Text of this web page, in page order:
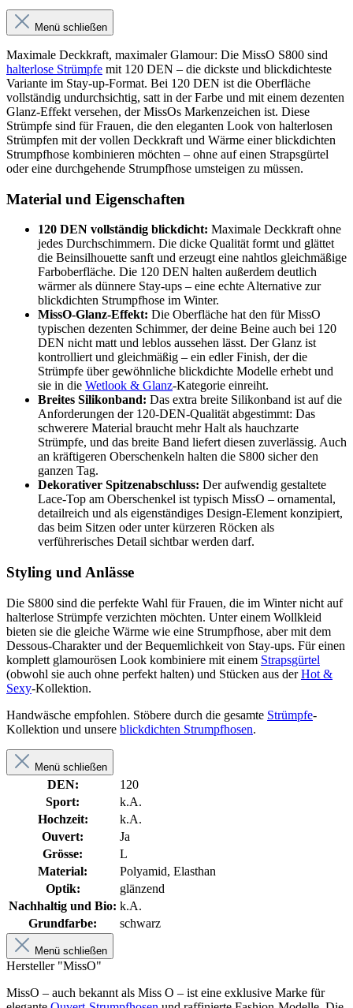
Menü schließen
Maximale Deckkraft, maximaler Glamour: Die MissO S800 sind
halterlose Strümpfe mit 120 DEN – die dickste und blickdichteste
Variante im Stay-up-Format. Bei 120 DEN ist die Oberfläche
vollständig undurchsichtig, satt in der Farbe und mit einem dezenten
Glanz-Effekt versehen, der MissOs Markenzeichen ist. Diese
Strümpfe sind für Frauen, die den eleganten Look von halterlosen
Strümpfen mit der vollen Deckkraft und Wärme einer blickdichten
Strumpfhose kombinieren möchten – ohne auf einen Strapsgürtel
oder eine durchgehende Strumpfhose umsteigen zu müssen.
Material und Eigenschaften
120 DEN vollständig blickdicht: Maximale Deckkraft ohne
jedes Durchschimmern. Die dicke Qualität formt und glättet
die Beinsilhouette sanft und erzeugt eine nahtlos gleichmäßige
Farboberfläche. Die 120 DEN halten außerdem deutlich
wärmer als dünnere Stay-ups – eine echte Alternative zur
blickdichten Strumpfhose im Winter.
MissO-Glanz-Effekt: Die Oberfläche hat den für MissO
typischen dezenten Schimmer, der deine Beine auch bei 120
DEN nicht matt und leblos aussehen lässt. Der Glanz ist
kontrolliert und gleichmäßig – ein edler Finish, der die
Strümpfe über gewöhnliche blickdichte Modelle erhebt und
sie in die Wetlook & Glanz-Kategorie einreiht.
Breites Silikonband: Das extra breite Silikonband ist auf die
Anforderungen der 120-DEN-Qualität abgestimmt: Das
schwerere Material braucht mehr Halt als hauchzarte
Strümpfe, und das breite Band liefert diesen zuverlässig. Auch
an kräftigeren Oberschenkeln halten die S800 sicher den
ganzen Tag.
Dekorativer Spitzenabschluss: Der aufwendig gestaltete
Lace-Top am Oberschenkel ist typisch MissO – ornamental,
detailreich und als eigenständiges Design-Element konzipiert,
das beim Sitzen oder unter kürzeren Röcken als
verführerisches Detail sichtbar werden darf.
Styling und Anlässe
Die S800 sind die perfekte Wahl für Frauen, die im Winter nicht auf
halterlose Strümpfe verzichten möchten. Unter einem Wollkleid
bieten sie die gleiche Wärme wie eine Strumpfhose, aber mit dem
Dessous-Charakter und der Bequemlichkeit von Stay-ups. Für einen
komplett glamourösen Look kombiniere mit einem Strapsgürtel
(obwohl sie auch ohne perfekt halten) und Stücken aus derHot &
Sexy-Kollektion.
Handwäsche empfohlen. Stöbere durch die gesamte Strümpfe-
Kollektion und unsere blickdichten Strumpfhosen.
Menü schließen
DEN:
120
Sport:
k.A.
Hochzeit:
k.A.
Ouvert:
Ja
Grösse:
L
Material:
Polyamid, Elasthan
Optik:
glänzend
Nachhaltig und Bio: k.A.
Grundfarbe:
schwarz
Menü schließen
Hersteller "MissO"
MissO – auch bekannt als Miss O – ist eine exklusive Marke für